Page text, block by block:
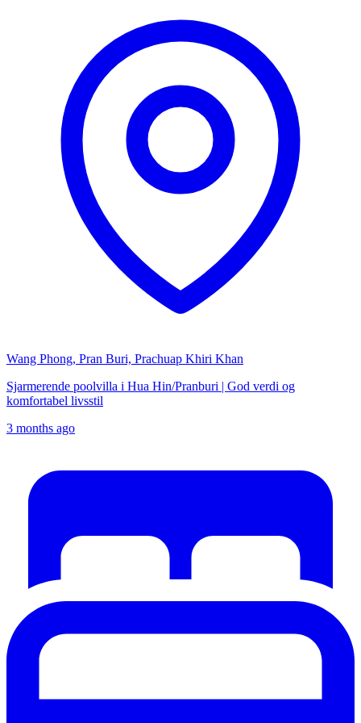
Wang Phong, Pran Buri, Prachuap Khiri Khan
Sjarmerende poolvilla i Hua Hin/Pranburi | God verdi og
komfortabel livsstil
3 months ago